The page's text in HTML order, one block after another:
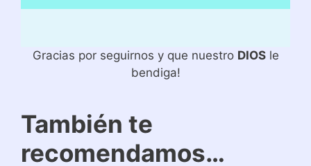
Gracias por seguirnos y que nuestro DIOSle
bendiga!
También te
recomendamos…